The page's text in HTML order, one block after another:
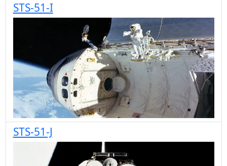
STS-51-I
STS-51-J